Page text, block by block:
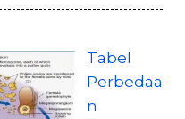
Tabel
Perbedaa
n